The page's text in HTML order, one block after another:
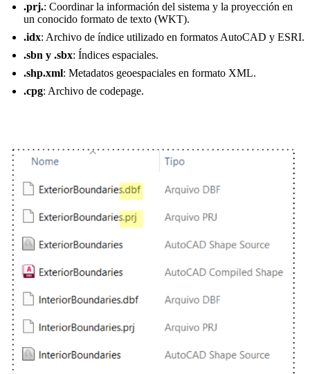
.prj.: Coordinar la información del sistema y la proyección en
un conocido formato de texto (WKT).
.idx: Archivo de índice utilizado en formatos AutoCAD y ESRI.
.sbn y .sbx: Índices espaciales.
.shp.xml: Metadatos geoespaciales en formato XML.
.cpg: Archivo de codepage.